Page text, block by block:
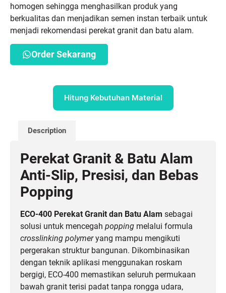
homogen sehingga menghasilkan produk yang
berkualitas dan menjadikan semen instan terbaik untuk
menjadi rekomendasi perekat granit dan batu alam.
Order Sekarang
Hitung Kebutuhan Material
Description
Perekat Granit & Batu Alam
Anti-Slip, Presisi, dan Bebas
Popping
ECO-400 Perekat Granit dan Batu Alam sebagai
solusi untuk mencegah popping melalui formula
crosslinking polymeryang mampu mengikuti
pergerakan struktur bangunan. Dikombinasikan
dengan teknik aplikasi menggunakan roskam
bergigi, ECO-400 memastikan seluruh permukaan
bawah granit terisi padat tanpa rongga udara,